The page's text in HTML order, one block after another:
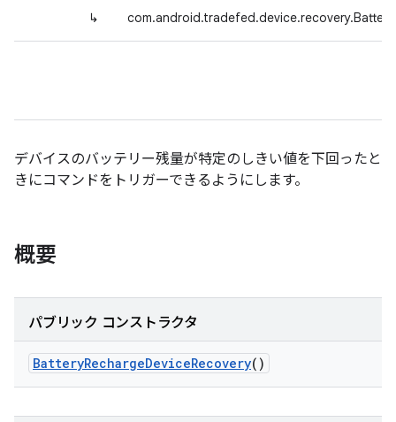
↳
デバイスのバッテリー残量が特定のしきい値を下回ったと
きにコマンドをトリガーできるようにします。
概要
パブリック コンストラクタ
BatteryRechargeDeviceRecovery()